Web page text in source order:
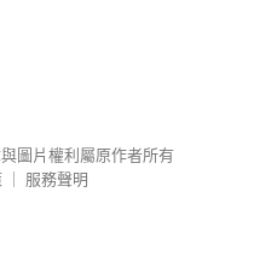
圖片權利屬原作者所有
服務聲明